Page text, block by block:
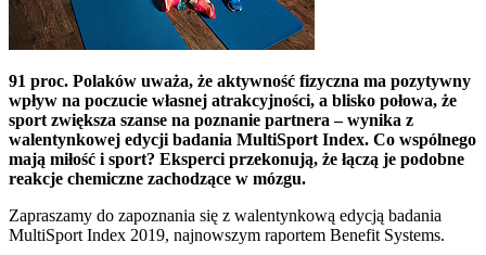
91 proc. Polaków uważa, że aktywność fizyczna ma pozytywny
wpływ na poczucie własnej atrakcyjności, a blisko połowa, że
sport zwiększa szanse na poznanie partnera – wynika z
walentynkowej edycji badania MultiSport Index. Co wspólnego
mają miłość i sport? Eksperci przekonują, że łączą je podobne
reakcje chemiczne zachodzące w mózgu.
Zapraszamy do zapoznania się z walentynkową edycją badania
MultiSport Index 2019, najnowszym raportem Benefit Systems.